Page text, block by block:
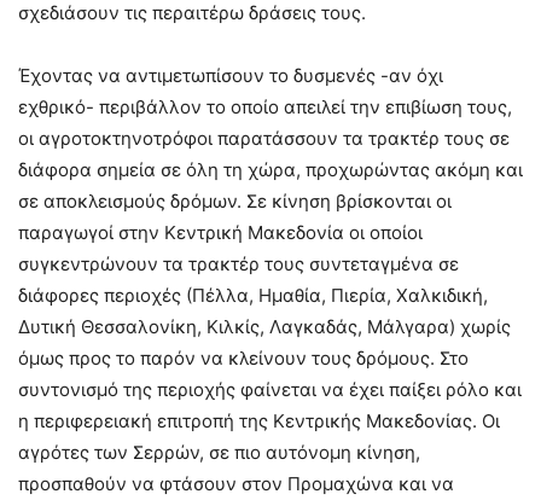
σχεδιάσουν τις περαιτέρω δράσεις τους.
Έχοντας να αντιμετωπίσουν το δυσμενές -αν όχι
εχθρικό- περιβάλλον το οποίο απειλεί την επιβίωση τους,
οι αγροτοκτηνοτρόφοι παρατάσσουν τα τρακτέρ τους σε
διάφορα σημεία σε όλη τη χώρα, προχωρώντας ακόμη και
σε αποκλεισμούς δρόμων. Σε κίνηση βρίσκονται οι
παραγωγοί στην Κεντρική Μακεδονία οι οποίοι
συγκεντρώνουν τα τρακτέρ τους συντεταγμένα σε
διάφορες περιοχές (Πέλλα, Ημαθία, Πιερία, Χαλκιδική,
Δυτική Θεσσαλονίκη, Κιλκίς, Λαγκαδάς, Μάλγαρα) χωρίς
όμως προς το παρόν να κλείνουν τους δρόμους. Στο
συντονισμό της περιοχής φαίνεται να έχει παίξει ρόλο και
η περιφερειακή επιτροπή της Κεντρικής Μακεδονίας. Οι
αγρότες των Σερρών, σε πιο αυτόνομη κίνηση,
προσπαθούν να φτάσουν στον Προμαχώνα και να